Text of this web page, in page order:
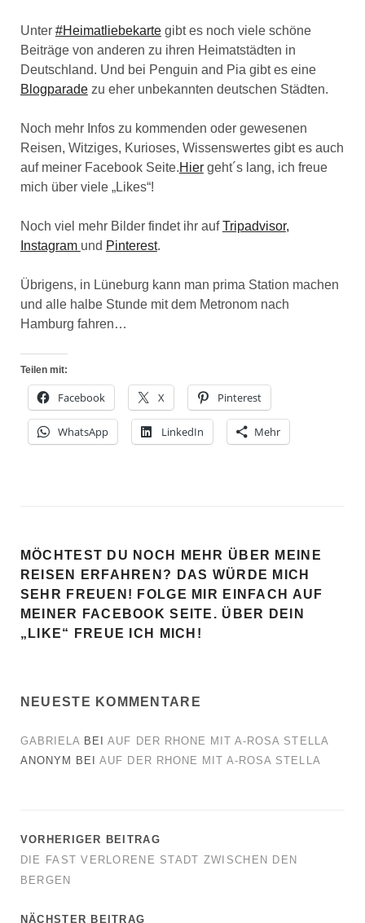
Unter #Heimatliebekartegibt es noch viele schöne
Beiträge von anderen zu ihren Heimatstädten in
Deutschland. Und bei Penguin and Pia gibt es eine
Blogparadezu eher unbekannten deutschen Städten.
Noch mehr Infos zu kommenden oder gewesenen
Reisen, Witziges, Kurioses, Wissenswertes gibt es auch
auf meiner Facebook Seite.Hiergeht´s lang, ich freue
mich über viele „Likes“!
Noch viel mehr Bilder findet ihr aufTripadvisor,
Instagram und Pinterest.
Übrigens, in Lüneburg kann man prima Station machen
und alle halbe Stunde mit dem Metronom nach
Hamburg fahren…
Teilen mit:
Facebook X Pinterest
WhatsApp LinkedIn Mehr
MÖCHTEST DU NOCH MEHR ÜBER MEINE
REISEN ERFAHREN? DAS WÜRDE MICH
SEHR FREUEN! FOLGE MIR EINFACH AUF
MEINER FACEBOOK SEITE. ÜBER DEIN
„LIKE“ FREUE ICH MICH!
NEUESTE KOMMENTARE
GABRIELA BEIAUF DER RHONE MIT A-ROSA STELLA
ANONYM
BEIAUF DER RHONE MIT A-ROSA STELLA
VORHERIGER BEITRAG
DIE FAST VERLORENE STADT ZWISCHEN DEN
BERGEN
NÄCHSTER BEITRAG